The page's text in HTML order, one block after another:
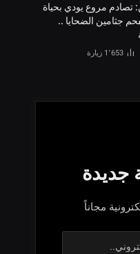
تصادم مروع يودي بحياة
جثامين الضحايا ..
1٬653 زيارة
جديدة
مجاناً